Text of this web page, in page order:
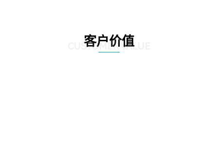
客户价值
CUSTOMER VALUE